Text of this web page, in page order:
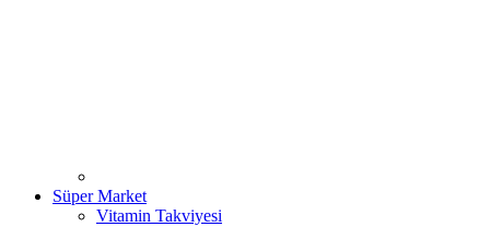
Süper Market
Vitamin Takviyesi